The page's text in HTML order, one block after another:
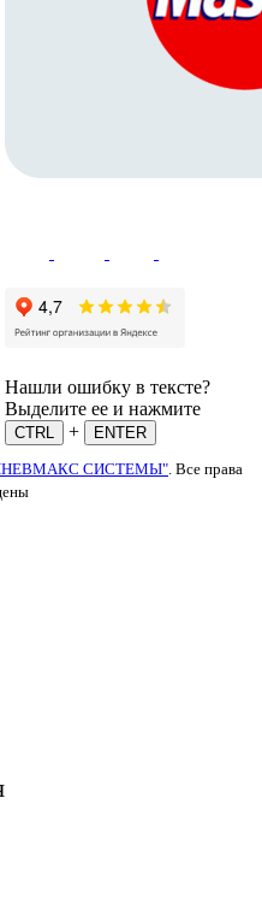
Нашли ошибку в тексте?
Выделите ее и нажмите
CTRL +
ENTER
СИСТЕМЫ" . Все права